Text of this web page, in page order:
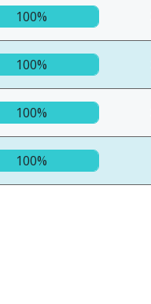
100%
100%
100%
100%